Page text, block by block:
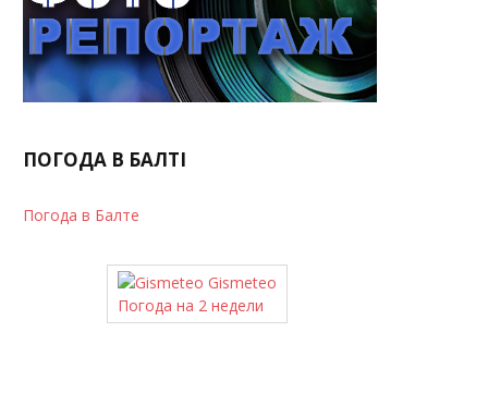
ПОГОДА В БАЛТІ
Погода в Балте
Gismeteo
Погода на 2 недели